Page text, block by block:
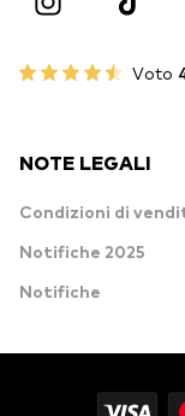
Voto
NOTE LEGALI
Condizioni di
Notifiche 2025
Notifiche